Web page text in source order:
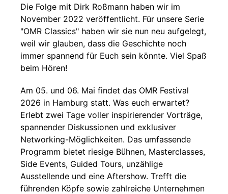
Die Folge mit Dirk Roßmann haben wir im
November 2022 veröffentlicht. Für unsere Serie
"OMR Classics" haben wir sie nun neu aufgelegt,
weil wir glauben, dass die Geschichte noch
immer spannend für Euch sein könnte. Viel Spaß
beim Hören!
Am 05. und 06. Mai findet das OMR Festival
2026 in Hamburg statt. Was euch erwartet?
Erlebt zwei Tage voller inspirierender Vorträge,
spannender Diskussionen und exklusiver
Networking-Möglichkeiten. Das umfassende
Programm bietet riesige Bühnen, Masterclasses,
Side Events, Guided Tours, unzählige
Ausstellende und eine Aftershow. Trefft die
führenden Köpfe sowie zahlreiche Unternehmen